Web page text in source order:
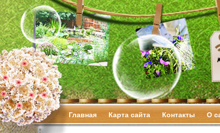
Главная Карта сайта Контакты О